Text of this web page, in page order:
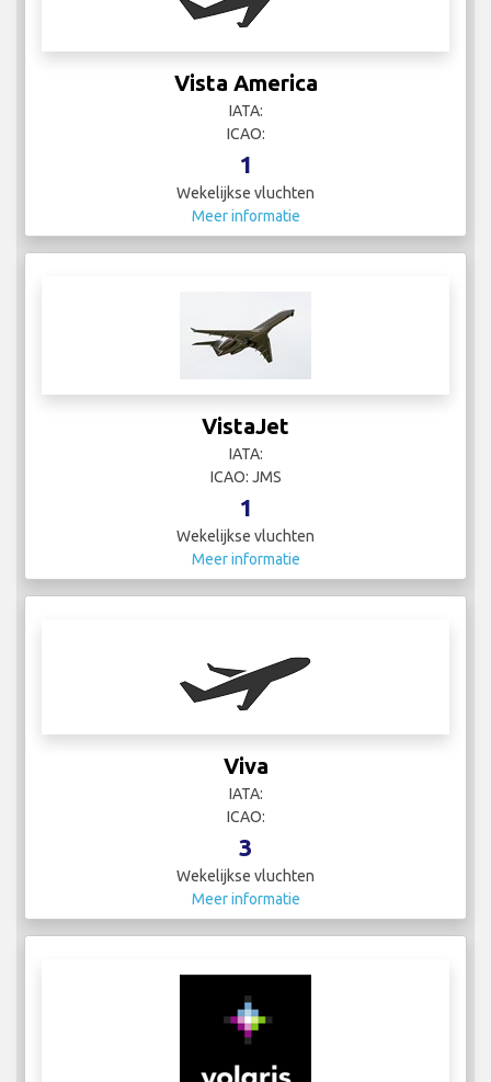
Vista America
IATA:
ICAO:
1
Wekelijkse vluchten
Meer informatie
VistaJet
IATA:
ICAO: JMS
1
Wekelijkse vluchten
Meer informatie
Viva
IATA:
ICAO:
3
Wekelijkse vluchten
Meer informatie